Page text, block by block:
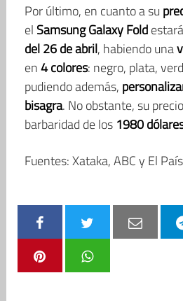
Por último, en cuanto a su
el Samsung Galaxy Fold
del 26 de abril, habiendo una
en4 colores: negro, plata,
pudiendo además,
bisagra. No obstante, su
barbaridad de los 1980
Fuentes: Xataka, ABC y El País